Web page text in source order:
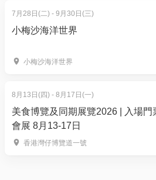
AI星際競技場
7月28日(二) - 9月30日(三)
小梅沙海洋世界
小梅沙海洋世界
8月13日(四) - 8月17日(一)
美食博覽及同期展覽2026 | 入場門
會展 8月13-17日
香港灣仔博覽道一號